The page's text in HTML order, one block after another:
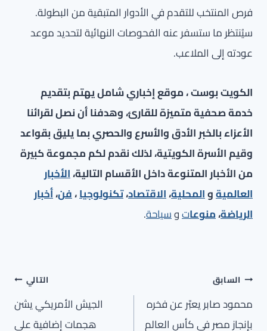
فرص المنتخب للتقدم في الأدوار المتبقية من البطولة.
سيُنتظر ما ستسفر عنه الفحوصات النهائية لتحديد موعد
عودته إلى الملاعب.
الكويت بوست ، موقع إخباري شامل يهتم بتقديم
خدمة صحفية متميزة للقارئ، وهدفنا أن نصل لقرائنا
الأعزاء بالخبر الأدق والأسرع والحصري بما يليق بقواعد
وقيم الأسرة الكويتية، لذلك نقدم لكم مجموعة كبيرة
من الأخبار المتنوعة داخل الأقسام التالية،الأخبار
العالميةوالمحلية،الاقتصاد،تكنولوجيا،فن،أخبار
الرياضة،منوعاتوسياحة.
تصفّح
المقالات
السابق
محمود صابر يعبّر عن فخره
بإنجاز مصر في كأس العالم
التالي
الجيش الأمريكي يشن
هجمات إضافية على